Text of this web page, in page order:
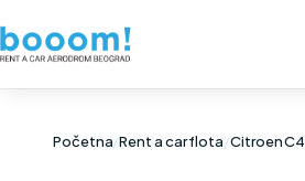
Početna/Rent a car flota/Citroen C4